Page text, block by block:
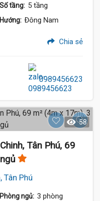
Số tầng: 5 tầng
Hướng: Đông Nam
Chia sẻ
0989456623
58
Tân Phú, 69
Tân Phú
Phòng ngủ: 3 phòng